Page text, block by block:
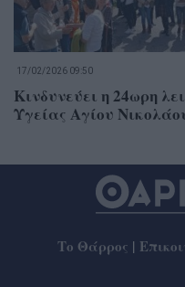
17/02/2026 09:50
Κινδυνεύει η 24ωρη
Υγείας Αγίου
Το Θάρρος |